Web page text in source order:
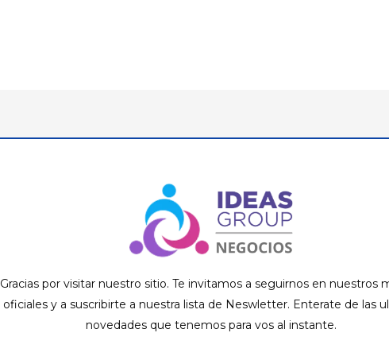
Gracias por visitar nuestro sitio. Te invitamos a seguirnos en nuestros
oficiales y a suscribirte a nuestra lista de Neswletter. Enterate de las
novedades que tenemos para vos al instante.